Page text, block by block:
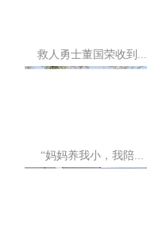
救人勇士董国荣收到...
“妈妈养我小，我陪...